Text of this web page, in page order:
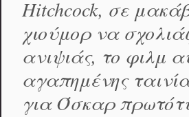
Hitchcock, σε
χιούμορ να
ανιψιάς, το φιλμ
αγαπημένης
για Όσκαρ